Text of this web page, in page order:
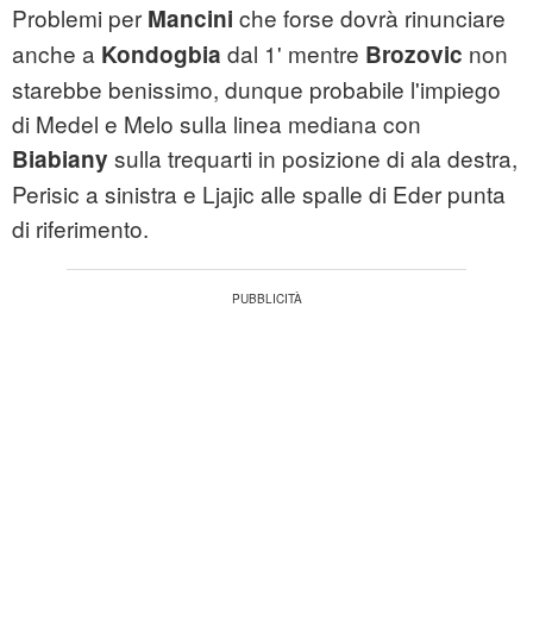
Problemi per Mancini che forse dovrà rinunciare
anche a Kondogbia dal 1' mentre Brozovic non
starebbe benissimo, dunque probabile l'impiego
di Medel e Melo sulla linea mediana con
Biabiany sulla trequarti in posizione di ala destra,
Perisic a sinistra e Ljajic alle spalle di Eder punta
di riferimento.